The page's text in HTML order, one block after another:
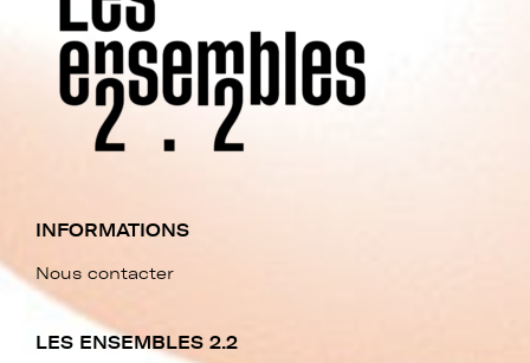
INFORMATIONS
Nous contacter
LES ENSEMBLES 2.2